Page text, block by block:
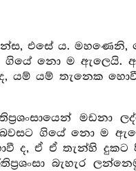
එසේ ය.
ගියේ නො ම ඇලෙයි.
යම් යම් තැනෙක හොවී
මඩනා
ගියේ නො ම
ද, ඒ ඒ තැන්හි දුකට
බැහැර